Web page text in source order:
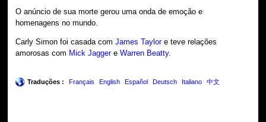
O anúncio de sua morte gerou uma onda de emoção e
homenagens no mundo.
Carly Simon foi casada comJames Taylore teve relações
amorosas com Mick JaggereWarren Beatty.
Traduções : Français English Español Deutsch Italiano 中文